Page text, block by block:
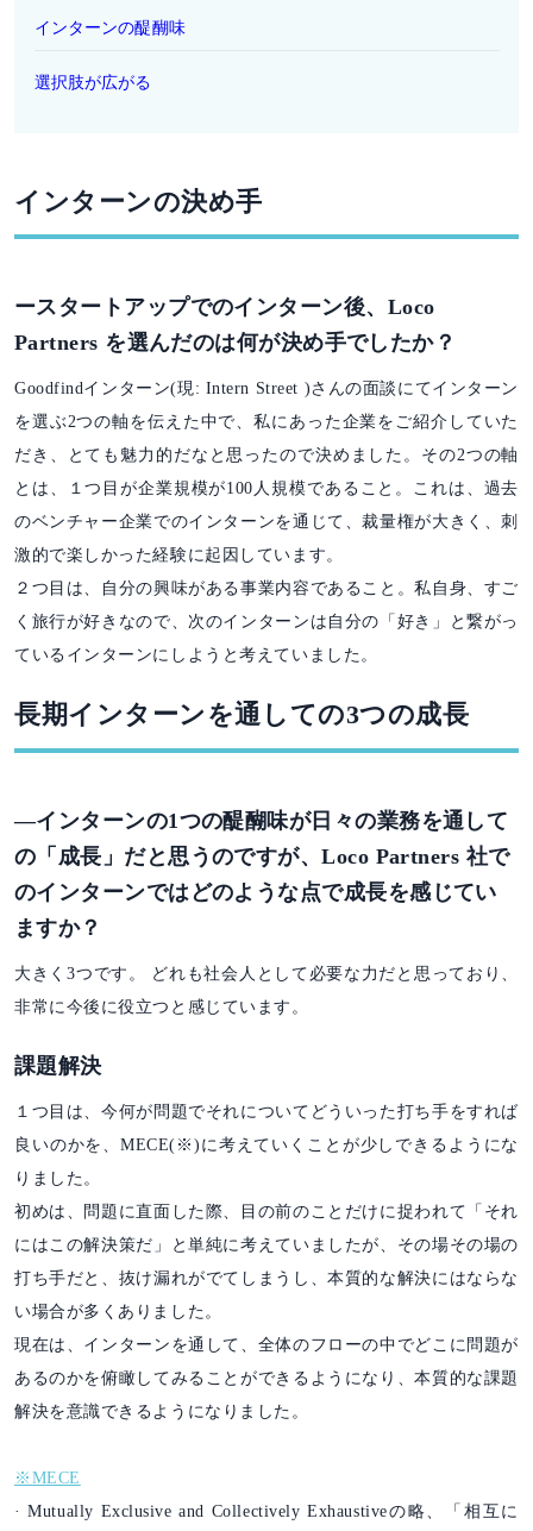
インターンの醍醐味
選択肢が広がる
インターンの決め手
ースタートアップでのインターン後、Loco
Partners を選んだのは何が決め手でしたか？
Goodfindインターン(現: Intern Street )さんの面談にてインターン
を選ぶ2つの軸を伝えた中で、私にあった企業をご紹介していた
だき、とても魅力的だなと思ったので決めました。その2つの軸
とは、１つ目が企業規模が100人規模であること。これは、過去
のベンチャー企業でのインターンを通じて、裁量権が大きく、刺
激的で楽しかった経験に起因しています。
２つ目は、自分の興味がある事業内容であること。私自身、すご
く旅行が好きなので、次のインターンは自分の「好き」と繋がっ
ているインターンにしようと考えていました。
長期インターンを通しての3つの成長
―インターンの1つの醍醐味が日々の業務を通して
の「成長」だと思うのですが、Loco Partners 社で
のインターンではどのような点で成長を感じてい
ますか？
大きく3つです。 どれも社会人として必要な力だと思っており、
非常に今後に役立つと感じています。
課題解決
１つ目は、今何が問題でそれについてどういった打ち手をすれば
良いのかを、MECE(※)に考えていくことが少しできるようにな
りました。
初めは、問題に直面した際、目の前のことだけに捉われて「それ
にはこの解決策だ」と単純に考えていましたが、その場その場の
打ち手だと、抜け漏れがでてしまうし、本質的な解決にはならな
い場合が多くありました。
現在は、インターンを通して、全体のフローの中でどこに問題が
あるのかを俯瞰してみることができるようになり、本質的な課題
解決を意識できるようになりました。
※MECE
· Mutually Exclusive and Collectively Exhaustiveの略、「相互に